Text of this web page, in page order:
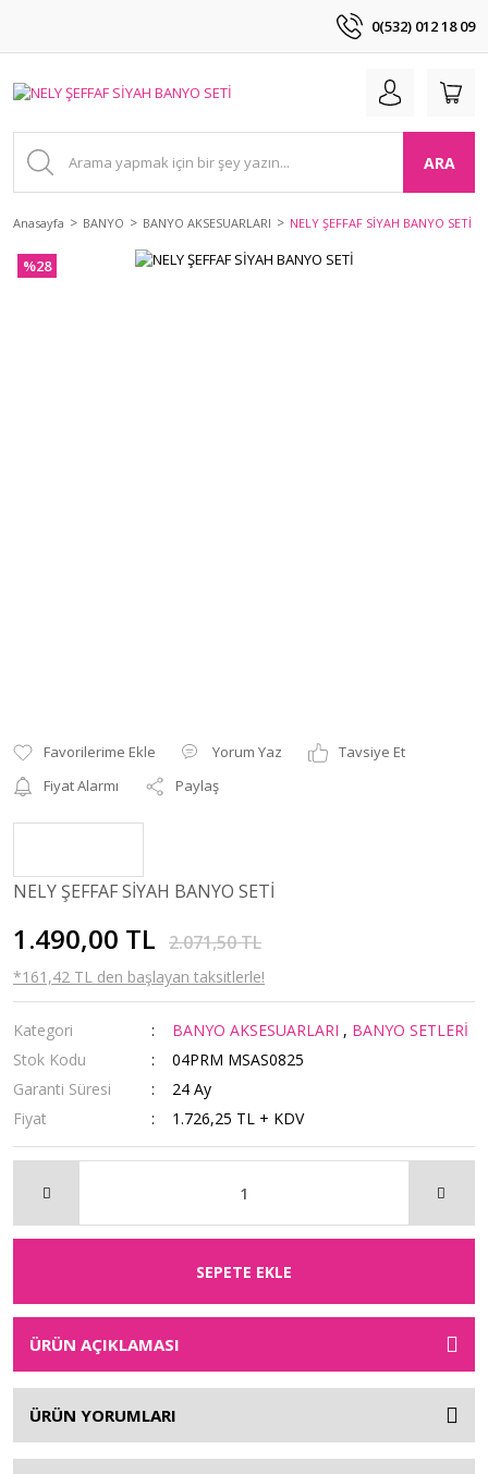
0(532) 012 18 09
ARA
Anasayfa BANYO BANYO AKSESUARLARI NELY ŞEFFAF SİYAH BANYO SETİ
%28
Yorum Yaz
Tavsiye Et
Fiyat Alarmı
Paylaş
NELY ŞEFFAF SİYAH BANYO SETİ
1.490,00 TL 2.071,50 TL
*161,42 TL den başlayan taksitlerle!
Kategori BANYO AKSESUARLARI , BANYO SETLERİ
Stok Kodu
04PRM MSAS0825
Garanti Süresi
24 Ay
Fiyat
1.726,25 TL + KDV
SEPETE EKLE
ÜRÜN AÇIKLAMASI
ÜRÜN YORUMLARI